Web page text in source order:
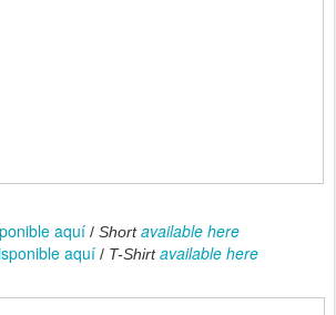
aquí / Shortavailable here
aquí/ T-Shirtavailable here